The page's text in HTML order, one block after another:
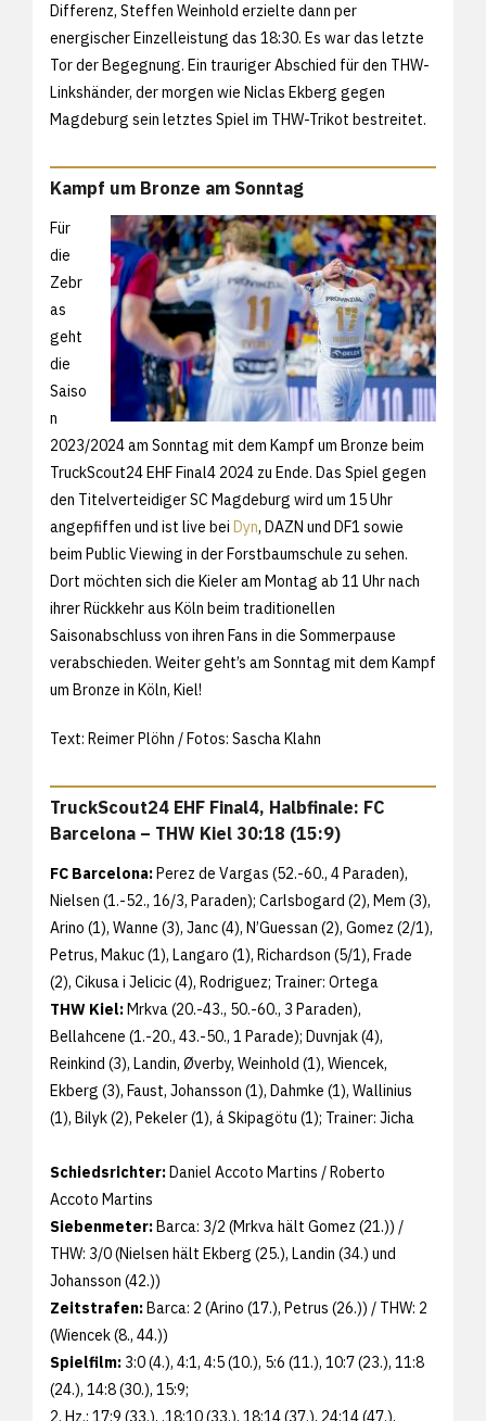
Differenz, Steffen Weinhold erzielte dann per
energischer Einzelleistung das 18:30. Es war das letzte
Tor der Begegnung. Ein trauriger Abschied für den THW-
Linkshänder, der morgen wie Niclas Ekberg gegen
Magdeburg sein letztes Spiel im THW-Trikot bestreitet.
Kampf um Bronze am Sonntag
Für
die
Zebr
as
geht
die
Saiso
n
2023/2024 am Sonntag mit dem Kampf um Bronze beim
TruckScout24 EHF Final4 2024 zu Ende. Das Spiel gegen
den Titelverteidiger SC Magdeburg wird um 15 Uhr
angepfiffen und ist live bei Dyn, DAZN und DF1 sowie
beim Public Viewing in der Forstbaumschule zu sehen.
Dort möchten sich die Kieler am Montag ab 11 Uhr nach
ihrer Rückkehr aus Köln beim traditionellen
Saisonabschluss von ihren Fans in die Sommerpause
verabschieden. Weiter geht’s am Sonntag mit dem Kampf
um Bronze in Köln, Kiel!
Text: Reimer Plöhn / Fotos: Sascha Klahn
TruckScout24 EHF Final4, Halbfinale: FC
Barcelona – THW Kiel 30:18 (15:9)
FC Barcelona:Perez de Vargas (52.-60., 4 Paraden),
Nielsen (1.-52., 16/3, Paraden); Carlsbogard (2), Mem (3),
Arino (1), Wanne (3), Janc (4), N’Guessan (2), Gomez (2/1),
Petrus, Makuc (1), Langaro (1), Richardson (5/1), Frade
(2), Cikusa i Jelicic (4), Rodriguez; Trainer: Ortega
THW Kiel:Mrkva (20.-43., 50.-60., 3 Paraden),
Bellahcene (1.-20., 43.-50., 1 Parade); Duvnjak (4),
Reinkind (3), Landin, Øverby, Weinhold (1), Wiencek,
Ekberg (3), Faust, Johansson (1), Dahmke (1), Wallinius
(1), Bilyk (2), Pekeler (1), á Skipagötu (1); Trainer: Jicha
Schiedsrichter:Daniel Accoto Martins / Roberto
Accoto Martins
Siebenmeter:Barca: 3/2 (Mrkva hält Gomez (21.)) /
THW: 3/0 (Nielsen hält Ekberg (25.), Landin (34.) und
Johansson (42.))
Zeitstrafen:Barca: 2 (Arino (17.), Petrus (26.)) / THW: 2
(Wiencek (8., 44.))
Spielfilm: 3:0 (4.), 4:1, 4:5 (10.), 5:6 (11.), 10:7 (23.), 11:8
(24.), 14:8 (30.), 15:9;
2. Hz.: 17:9 (33.), .18:10 (33.), 18:14 (37.), 24:14 (47.),